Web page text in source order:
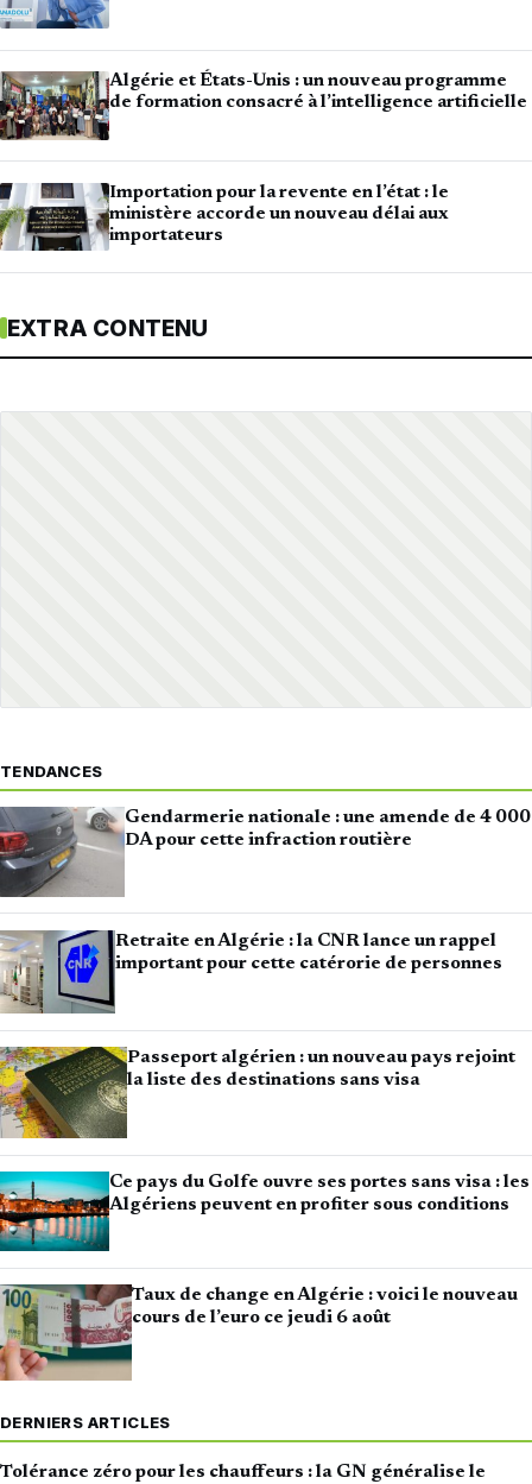
Algérie et États-Unis : un nouveau programme
de formation consacré à l’intelligence artificielle
Importation pour la revente en l’état : le
ministère accorde un nouveau délai aux
importateurs
EXTRA CONTENU
TENDANCES
Gendarmerie nationale : une amende de 4 000
DA pour cette infraction routière
Retraite en Algérie : la CNR lance un rappel
important pour cette catérorie de personnes
Passeport algérien : un nouveau pays rejoint
la liste des destinations sans visa
Ce pays du Golfe ouvre ses portes sans visa : les
Algériens peuvent en profiter sous conditions
Taux de change en Algérie : voici le nouveau
cours de l’euro ce jeudi 6 août
DERNIERS ARTICLES
Tolérance zéro pour les chauffeurs : la GN généralise le